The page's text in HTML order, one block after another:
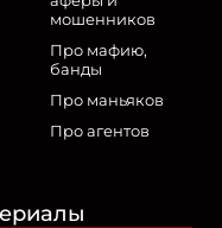
мошенников
Про мафию,
банды
Про маньяков
Про агентов